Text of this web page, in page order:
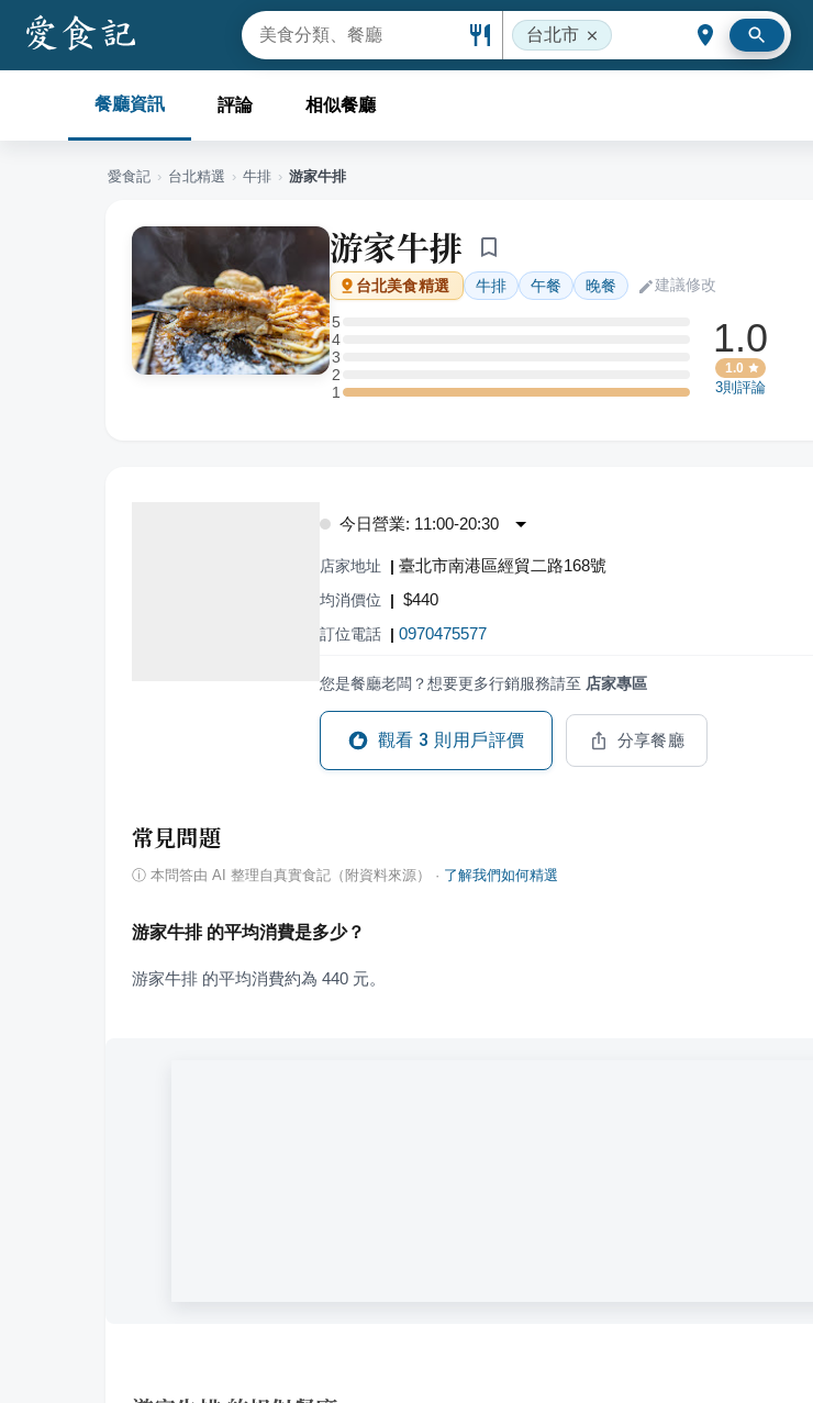
台北市
餐廳資訊 評論 相似餐廳
愛食記 › 台北精選 › 牛排 › 游家牛排
游家牛排
台北美食精選 牛排 午餐 晚餐 建議修改
5
5 星：0 則評論
4
4 星：0 則評論
3
3 星：0 則評論
2
2 星：0 則評論
11 星：1 則評論
1.0
1.0
3則評論
今日營業: 11:00-20:30
店家地址 | 臺北市南港區經貿二路168號
均消價位 | $440
訂位電話 | 0970475577
您是餐廳老闆？想要更多行銷服務請至 店家專區
觀看 3 則用戶評價 分享餐廳
常見問題
ⓘ 本問答由 AI 整理自真實食記（附資料來源） · 了解我們如何精選
游家牛排 的平均消費是多少？
游家牛排 的平均消費約為 440 元。